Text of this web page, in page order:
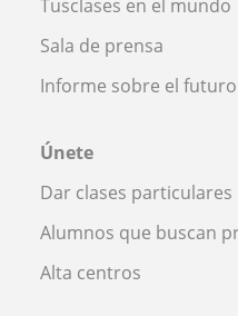
Tusclases en el mundo
Sala de prensa
Informe sobre el
Únete
Dar clases particulares
Alumnos que buscan
Alta centros